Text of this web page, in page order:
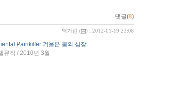
댓글(8)
맥거핀 ( ) l 2012-01-19 23:08
Painkiller 겨울은 봄의 심장
뮤직 / 2010년 3월